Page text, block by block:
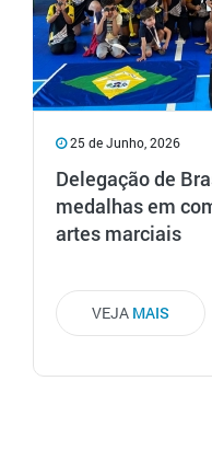
25 de Junho, 2026
Delegação de
medalhas em
artes marciais
VEJA MAIS